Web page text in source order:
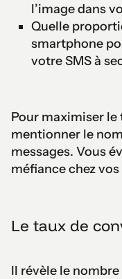
l’image dans
Quelle
smartphone
votre SMS à
Pour maximiser le
mentionner le
messages. Vous
méfiance chez
Le taux de
Il révèle le